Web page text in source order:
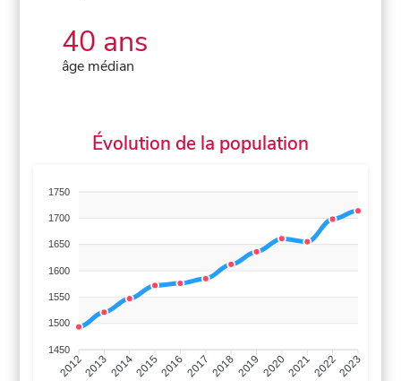
40 ans
âge médian
Évolution de la population
1750
1700
1650
1600
1550
1500
1450
201220132014201520162017 20182019 2020202120222023